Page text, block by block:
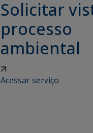
Solicitar
processo
ambiental
Acessar serviço